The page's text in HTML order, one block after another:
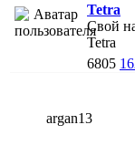
Tetra
Свой
Tetra
6805
argan13